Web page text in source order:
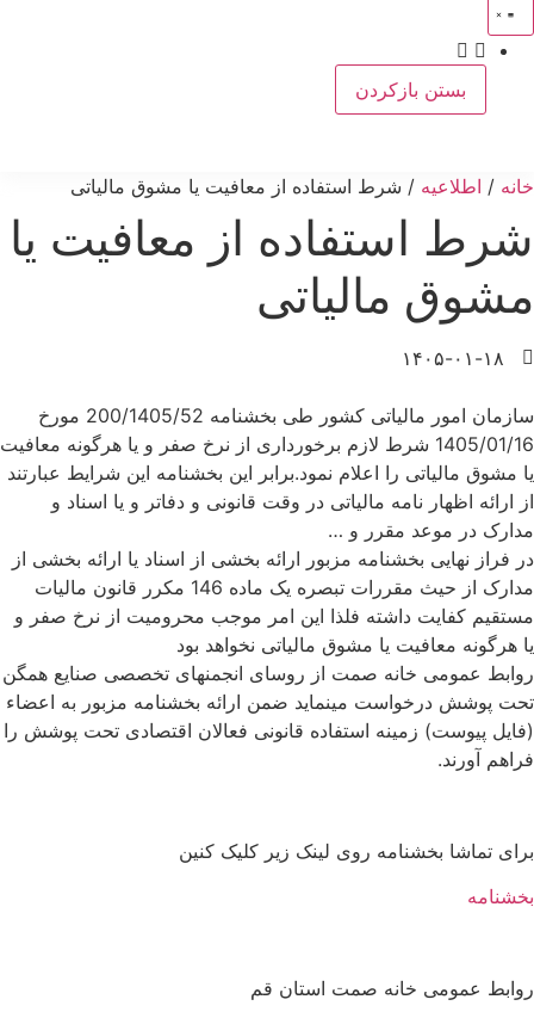
بستن بازکردن
خانه / اطلاعیه / شرط استفاده از معافیت یا مشوق مالیاتی
شرط استفاده از معافیت یا
مشوق مالیاتی
۱۴۰۵-۰۱-۱۸
سازمان امور مالیاتی کشور طی بخشنامه 200/1405/52 مورخ
1405/01/16 شرط لازم برخورداری از نرخ صفر و یا هرگونه معافیت
یا مشوق مالیاتی را اعلام نمود.برابر این بخشنامه این شرایط عبارتند
از ارائه اظهار نامه مالیاتی در وقت قانونی و دفاتر و یا اسناد و
مدارک در موعد مقرر و …
در فراز نهایی بخشنامه مزبور ارائه بخشی از اسناد یا ارائه بخشی از
مدارک از حیث مقررات تبصره یک ماده 146 مکرر قانون مالیات
مستقیم کفایت داشته فلذا این امر موجب محرومیت از نرخ صفر و
یا هرگونه معافیت یا مشوق مالیاتی نخواهد بود
روابط عمومی خانه صمت از روسای انجمنهای تخصصی صنایع همگن
تحت پوشش درخواست مینماید ضمن ارائه بخشنامه مزبور به اعضاء
(فایل پیوست) زمینه استفاده قانونی فعالان اقتصادی تحت پوشش را
فراهم آورند.
برای تماشا بخشنامه روی لینک زیر کلیک کنین
بخشنامه
روابط عمومی خانه صمت استان قم